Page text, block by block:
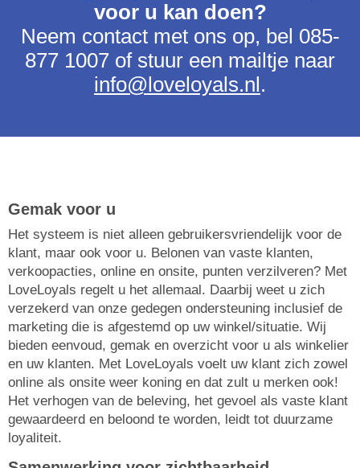
voor u kan doen?
Neem contact met ons op, bel 085-
877 1007 of stuur een mailtje naar
info@loveloyals.nl .
Gemak voor u
Het systeem is niet alleen gebruikersvriendelijk voor de
klant, maar ook voor u. Belonen van vaste klanten,
verkoopacties, online en onsite, punten verzilveren? Met
LoveLoyals regelt u het allemaal. Daarbij weet u zich
verzekerd van onze gedegen ondersteuning inclusief de
marketing die is afgestemd op uw winkel/situatie. Wij
bieden eenvoud, gemak en overzicht voor u als winkelier
en uw klanten. Met LoveLoyals voelt uw klant zich zowel
online als onsite weer koning en dat zult u merken ook!
Het verhogen van de beleving, het gevoel als vaste klant
gewaardeerd en beloond te worden, leidt tot duurzame
loyaliteit.